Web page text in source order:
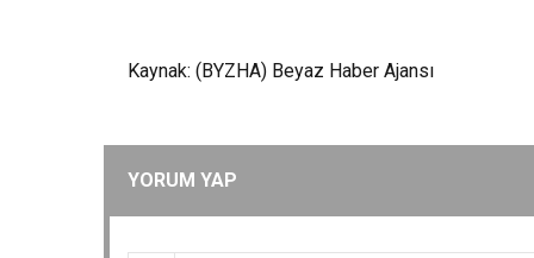
Kaynak: (BYZHA) Beyaz Haber Ajansı
YORUM YAP